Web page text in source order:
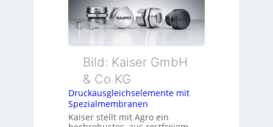
Bild: Kaiser GmbH
& Co KG
Druckausgleichselemente mit
Spezialmembranen
Kaiser stellt mit Agro ein